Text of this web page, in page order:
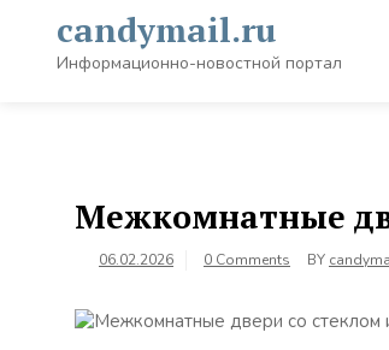
content
candymail.ru
Информационно-новостной портал
Межкомнатные
06.02.2026 0 Comments BY